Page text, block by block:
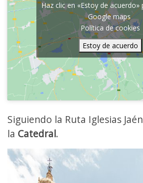
Haz clic en «Estoy de acuerdo»
Google maps
Política de cookies
Estoy de acuerdo
Siguiendo la Ruta Iglesias
la Catedral.